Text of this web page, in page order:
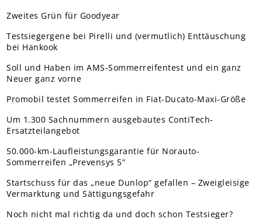
Zweites Grün für Goodyear
Testsiegergene bei Pirelli und (vermutlich) Enttäuschung
bei Hankook
Soll und Haben im AMS-Sommerreifentest und ein ganz
Neuer ganz vorne
Promobil testet Sommerreifen in Fiat-Ducato-Maxi-Größe
Um 1.300 Sachnummern ausgebautes ContiTech-
Ersatzteilangebot
50.000-km-Laufleistungsgarantie für Norauto-
Sommerreifen „Prevensys 5”
Startschuss für das „neue Dunlop“ gefallen – Zweigleisige
Vermarktung und Sättigungsgefahr
Noch nicht mal richtig da und doch schon Testsieger?